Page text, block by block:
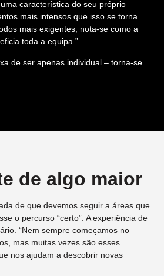
característica do seu próprio
mais intensos que isso se torna
mais exigentes, nota-se como a
toda a equipa.”
de ser apenas individual – torna-se
de algo maior
de que devemos seguir a áreas que
o percurso “certo”. A experiência de
“Nem sempre começamos no
mas muitas vezes são esses
nos ajudam a descobrir novas